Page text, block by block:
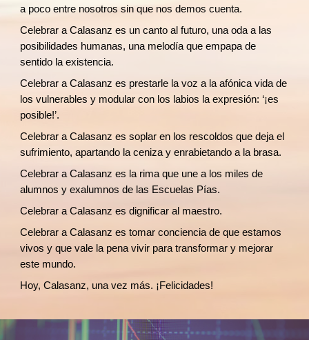
a poco entre nosotros sin que nos demos cuenta.
Celebrar a Calasanz es un canto al futuro, una oda a las
posibilidades humanas, una melodía que empapa de
sentido la existencia.
Celebrar a Calasanz es prestarle la voz a la afónica vida de
los vulnerables y modular con los labios la expresión: ‘¡es
posible!’.
Celebrar a Calasanz es soplar en los rescoldos que deja el
sufrimiento, apartando la ceniza y enrabietando a la brasa.
Celebrar a Calasanz es la rima que une a los miles de
alumnos y exalumnos de las Escuelas Pías.
Celebrar a Calasanz es dignificar al maestro.
Celebrar a Calasanz es tomar conciencia de que estamos
vivos y que vale la pena vivir para transformar y mejorar
este mundo.
Hoy, Calasanz, una vez más. ¡Felicidades!